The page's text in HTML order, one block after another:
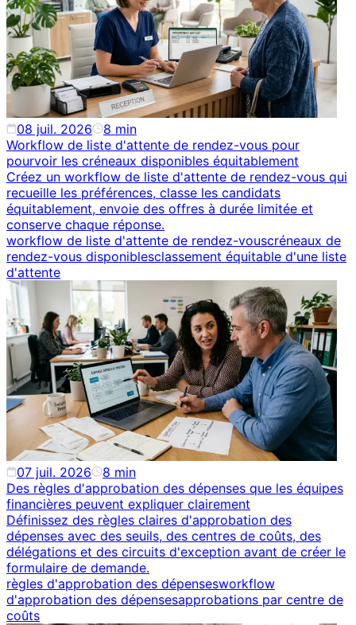
08 juil. 2026 8 min
Workflow de liste d'attente de rendez-vous pour
pourvoir les créneaux disponibles équitablement
Créez un workflow de liste d'attente de rendez-vous qui
recueille les préférences, classe les candidats
équitablement, envoie des offres à durée limitée et
conserve chaque réponse.
workflow de liste d'attente de rendez-vouscréneaux de
rendez-vous disponiblesclassement équitable d'une liste
d'attente
07 juil. 2026 8 min
Des règles d'approbation des dépenses que les équipes
financières peuvent expliquer clairement
Définissez des règles claires d'approbation des
dépenses avec des seuils, des centres de coûts, des
délégations et des circuits d'exception avant de créer le
formulaire de demande.
règles d'approbation des dépensesworkflow
d'approbation des dépensesapprobations par centre de
coûts